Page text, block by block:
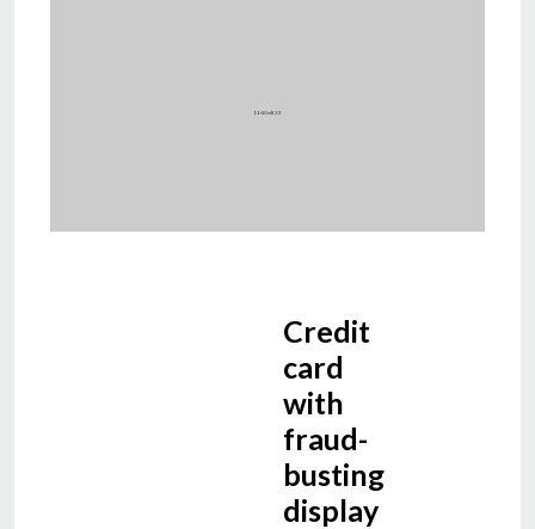
Credit
card
with
fraud-
busting
display